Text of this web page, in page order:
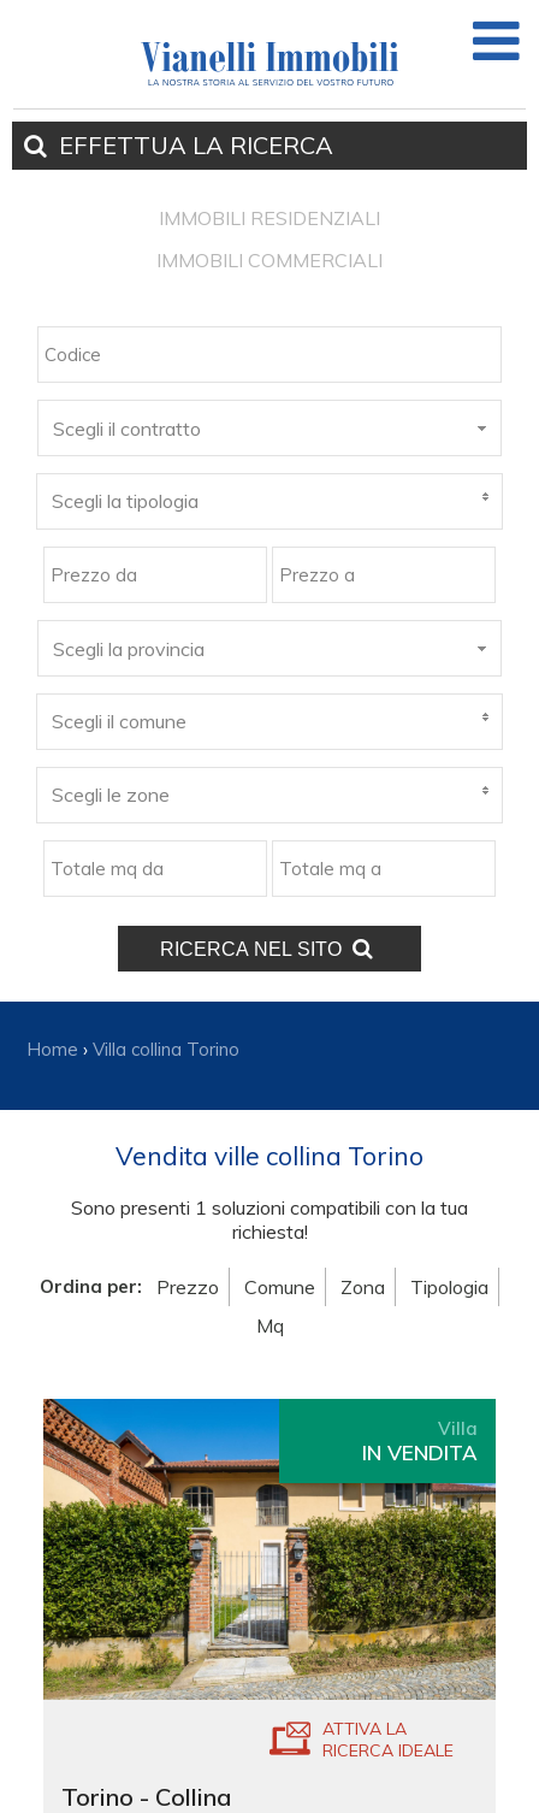
EFFETTUA LA RICERCA
IMMOBILI RESIDENZIALI
IMMOBILI COMMERCIALI
Scegli il contratto
Scegli la tipologia
Scegli la provincia
Scegli il comune
Scegli le zone
RICERCA NEL SITO
Home › Villa collina Torino
Vendita ville collina Torino
Sono presenti 1 soluzioni compatibili con la tua
richiesta!
Ordina per: Prezzo Comune Zona
Tipologia
Mq
Villa
IN VENDITA
ATTIVA LA
RICERCA IDEALE
Torino - Collina